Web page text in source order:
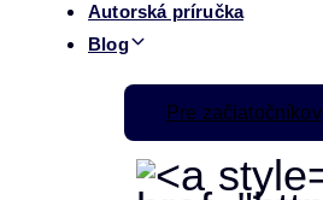
Autorská príručka
Blog
Pre začiatočníkov